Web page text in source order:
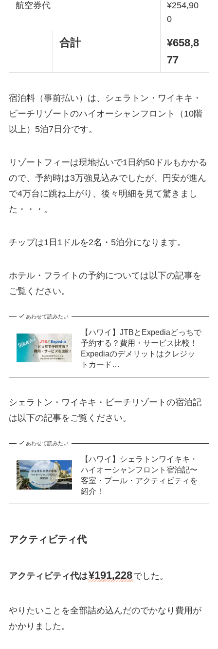
航空券代
¥254,90
0
合計
¥658,8
77
宿泊料（事前払い）は、シェラトン・ワイキキ・
ビーチリゾートのハイオーシャンフロント（10階
以上）5泊7日分です。
リゾートフィーは現地払いで1日約50ドルもかかる
ので、予約時は3万強見込みでしたが、円安が進ん
で4万台に跳ね上がり、後々明細を見て驚きまし
た・・・。
チップは1日1ドルを2名・5泊分になります。
ホテル・フライトの予約については以下の記事を
ご覧ください。
あわせて読みたい
【ハワイ】JTBとExpediaどっちで
予約する？費用・サービス比較！
Expediaのデメリットはクレジッ
トカード…
シェラトン・ワイキキ・ビーチリゾートの宿泊記
は以下の記事をご覧ください。
あわせて読みたい
【ハワイ】シェラトンワイキキ・
ハイオーシャンフロント宿泊記〜
客室・プール・アクティビティを
紹介！
アクティビティ代
アクティビティ代は¥191,228でした。
やりたいことを全部詰め込んだのでかなり費用が
かかりました。